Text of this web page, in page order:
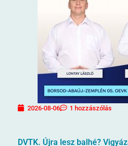
2026-08-06 1 hozzászólás
DVTK. Újra lesz balhé?